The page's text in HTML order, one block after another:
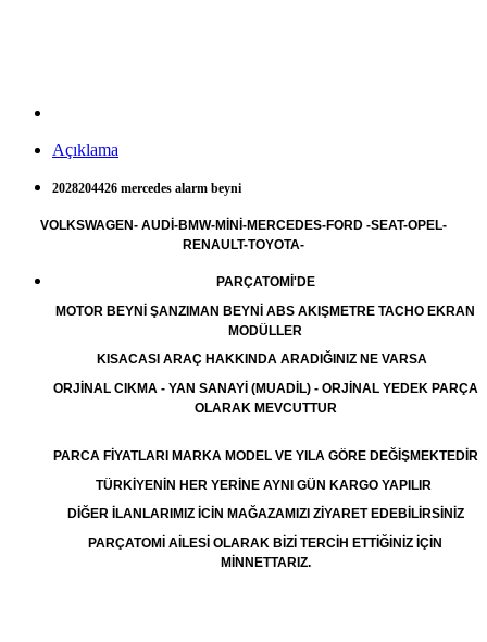
Açıklama
2028204426 mercedes alarm beyni
VOLKSWAGEN- AUDİ-BMW-MİNİ-MERCEDES-FORD -SEAT-OPEL-
RENAULT-TOYOTA-
PARÇATOMİ'DE
MOTOR BEYNİ ŞANZIMAN BEYNİ ABS AKIŞMETRE TACHO EKRAN
MODÜLLER
KISACASI ARAÇ HAKKINDA ARADIĞINIZ NE VARSA
ORJİNAL CIKMA - YAN SANAYİ (MUADİL) - ORJİNAL YEDEK PARÇA
OLARAK MEVCUTTUR
PARCA FİYATLARI MARKA MODEL VE YILA GÖRE DEĞİŞMEKTEDİR
TÜRKİYENİN HER YERİNE AYNI GÜN KARGO YAPILIR
DİĞER İLANLARIMIZ İCİN MAĞAZAMIZI ZİYARET EDEBİLİRSİNİZ
PARÇATOMİ AİLESİ OLARAK BİZİ TERCİH ETTİĞİNİZ İÇİN
MİNNETTARIZ.